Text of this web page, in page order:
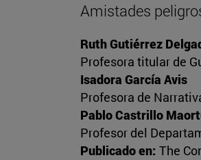
Amistades
Ruth Gutiérrez
Profesora titular de
Isadora García Avis
Profesora de
Pablo Castrillo
Profesor del
Publicado en: The